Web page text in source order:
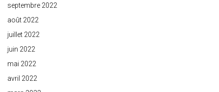
septembre 2022
août 2022
juillet 2022
juin 2022
mai 2022
avril 2022